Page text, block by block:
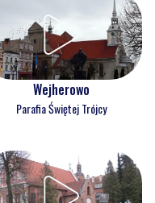
Wejherowo
Parafia Świętej Trójcy